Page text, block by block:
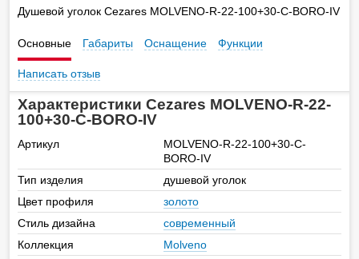
Душевой уголок Cezares MOLVENO-R-22-100+30-C-BORO-IV
Основные Габариты Оснащение Функции
Написать отзыв
Характеристики Cezares MOLVENO-R-22-
100+30-C-BORO-IV
Артикул
MOLVENO-R-22-100+30-C-
BORO-IV
Тип изделия
душевой уголок
Цвет профиля
золото
Стиль дизайна
современный
Коллекция
Molveno